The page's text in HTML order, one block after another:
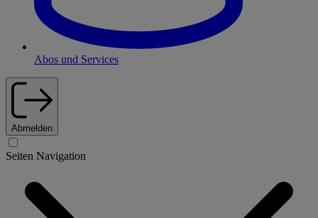
Abos und Services
Abmelden
Seiten Navigation